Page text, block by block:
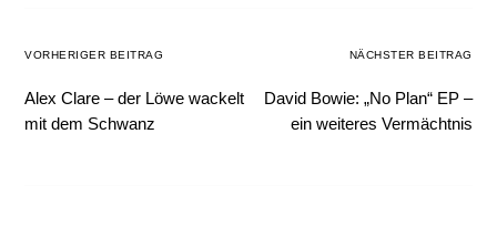
VORHERIGER BEITRAG
Alex Clare – der Löwe wackelt
mit dem Schwanz
NÄCHSTER BEITRAG
David Bowie: „No Plan“ EP –
ein weiteres Vermächtnis